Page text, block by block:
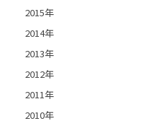
2015年
2014年
2013年
2012年
2011年
2010年